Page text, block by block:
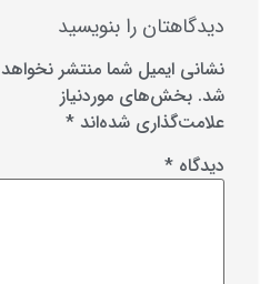
دیدگاهتان را بنویسید
نشانی ایمیل شما منتشر نخواهد
شد. بخش‌های موردنیاز
علامت‌گذاری شده‌اند *
دیدگاه *